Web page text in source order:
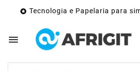
 Tecnologia e Papelaria para
